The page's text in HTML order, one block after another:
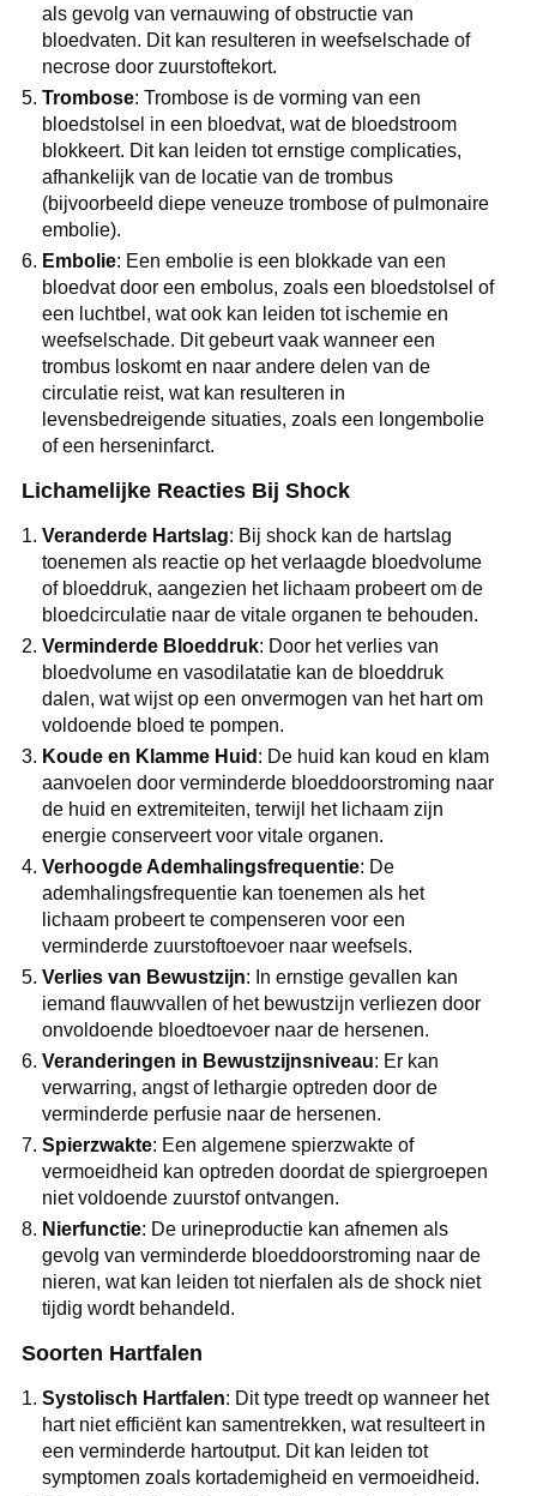
als gevolg van vernauwing of obstructie van
bloedvaten. Dit kan resulteren in weefselschade of
necrose door zuurstoftekort.
Trombose: Trombose is de vorming van een
bloedstolsel in een bloedvat, wat de bloedstroom
blokkeert. Dit kan leiden tot ernstige complicaties,
afhankelijk van de locatie van de trombus
(bijvoorbeeld diepe veneuze trombose of pulmonaire
embolie).
Embolie: Een embolie is een blokkade van een
bloedvat door een embolus, zoals een bloedstolsel of
een luchtbel, wat ook kan leiden tot ischemie en
weefselschade. Dit gebeurt vaak wanneer een
trombus loskomt en naar andere delen van de
circulatie reist, wat kan resulteren in
levensbedreigende situaties, zoals een longembolie
of een herseninfarct.
Lichamelijke Reacties Bij Shock
Veranderde Hartslag: Bij shock kan de hartslag
toenemen als reactie op het verlaagde bloedvolume
of bloeddruk, aangezien het lichaam probeert om de
bloedcirculatie naar de vitale organen te behouden.
Verminderde Bloeddruk: Door het verlies van
bloedvolume en vasodilatatie kan de bloeddruk
dalen, wat wijst op een onvermogen van het hart om
voldoende bloed te pompen.
Koude en Klamme Huid : De huid kan koud en klam
aanvoelen door verminderde bloeddoorstroming naar
de huid en extremiteiten, terwijl het lichaam zijn
energie conserveert voor vitale organen.
Verhoogde Ademhalingsfrequentie: De
ademhalingsfrequentie kan toenemen als het
lichaam probeert te compenseren voor een
verminderde zuurstoftoevoer naar weefsels.
Verlies van Bewustzijn: In ernstige gevallen kan
iemand flauwvallen of het bewustzijn verliezen door
onvoldoende bloedtoevoer naar de hersenen.
Veranderingen in Bewustzijnsniveau: Er kan
verwarring, angst of lethargie optreden door de
verminderde perfusie naar de hersenen.
Spierzwakte: Een algemene spierzwakte of
vermoeidheid kan optreden doordat de spiergroepen
niet voldoende zuurstof ontvangen.
Nierfunctie: De urineproductie kan afnemen als
gevolg van verminderde bloeddoorstroming naar de
nieren, wat kan leiden tot nierfalen als de shock niet
tijdig wordt behandeld.
Soorten Hartfalen
Systolisch Hartfalen: Dit type treedt op wanneer het
hart niet efficiënt kan samentrekken, wat resulteert in
een verminderde hartoutput. Dit kan leiden tot
symptomen zoals kortademigheid en vermoeidheid.